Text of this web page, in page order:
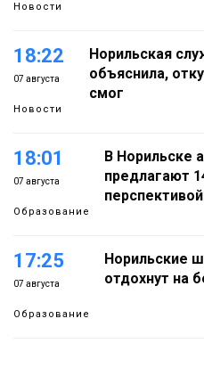
Новости
18:22
07 августа
Новости
Норильская
объяснила,
смог
18:01
07 августа
Образование
В Норильске
предлагают
17:25
07 августа
Образование
Норильские
отдохнут на